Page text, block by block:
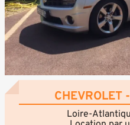
CHEVROLET
Loire-